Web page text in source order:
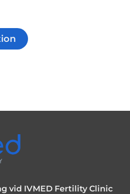
vid IVMED Fertility Clinic